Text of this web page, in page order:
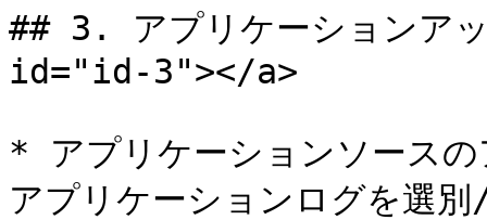
## 3. アプリケーション
id="id-3"></a>
* アプリケーションソース
アプリケーションログを選